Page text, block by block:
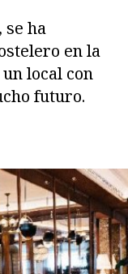
se ha
en la
local con
futuro.